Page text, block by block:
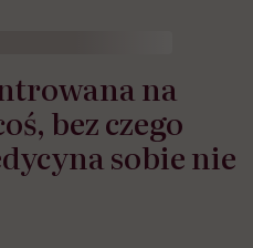
na
bez czego
sobie nie